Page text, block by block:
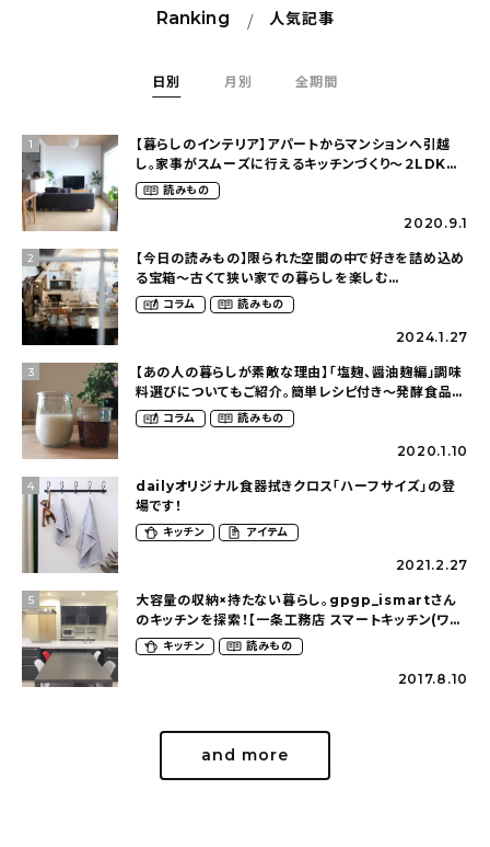
Ranking 人気記事
日別 月別 全期間
1
【暮らしのインテリア】アパートからマンションへ引越
し。家事がスムーズに行えるキッチンづくり〜２LDKの
賃貸暮らし（mari_ppe_さん）
読みもの
2020.9.1
2
【今日の読みもの】限られた空間の中で好きを詰め込め
る宝箱〜古くて狭い家での暮らしを楽しむ
（2nyan_and_lifestylesさん）
コラム 読みもの
2024.1.27
3
【あの人の暮らしが素敵な理由】「塩麹、醤油麹編」調味
料選びについてもご紹介。簡単レシピ付き〜発酵食品の
ある暮らし（__mamigram___さん）
コラム 読みもの
2020.1.10
4
dailyオリジナル食器拭きクロス「ハーフサイズ」の登
場です！
キッチン アイテム
2021.2.27
5
大容量の収納×持たない暮らし。gpgp_ismartさん
のキッチンを探索！【一条工務店 スマートキッチン(ワイ
ドカウンター)】
キッチン 読みもの
2017.8.10
and more